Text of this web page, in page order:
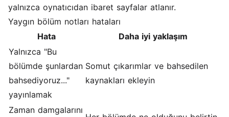
yalnızca oynatıcıdan ibaret sayfalar atlanır.
Yaygın bölüm notları hataları
Hata
Daha iyi yaklaşım
Yalnızca "Bu
bölümde şunlardan
bahsediyoruz..."
yayınlamak
Somut çıkarımlar ve bahsedilen
kaynakları ekleyin
Zaman damgalarını